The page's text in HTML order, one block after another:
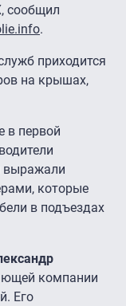
сообщил
.
приходится
на крышах,
в первой
выражали
которые
в подъездах
компании
Его